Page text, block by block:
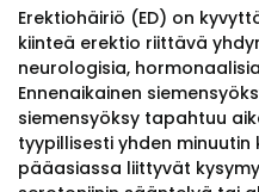
Erektiohäiriö (ED) on
kiinteä erektio riittävä
neurologisia,
Ennenaikainen
siemensyöksy tapahtuu
tyypillisesti yhden
pääasiassa liittyvät